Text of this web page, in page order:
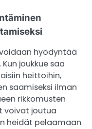
hyödyntää
joukkue saa
heittoihin,
saamiseksi ilman
rikkomusten
voivat joutua
heidät pelaamaan